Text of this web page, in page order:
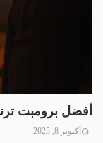
أفضل برومبت
أكتوبر 8, 2025